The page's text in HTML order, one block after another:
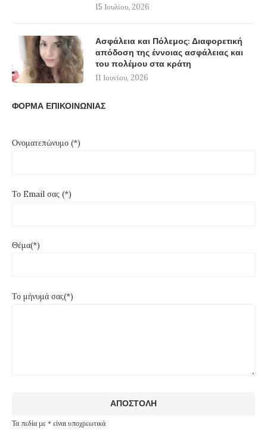
15 Ιουλίου, 2026
Ασφάλεια και Πόλεμος: Διαφορετική
απόδοση της έννοιας ασφάλειας και
του πολέμου στα κράτη
11 Ιουνίου, 2026
ΦΟΡΜΑ ΕΠΙΚΟΙΝΩΝΙΑΣ
Ονοματεπώνυμο (*)
Το Email σας (*)
Θέμα(*)
Το μήνυμά σας(*)
Τα πεδία με * είναι υποχρεωτικά